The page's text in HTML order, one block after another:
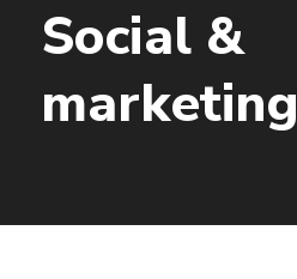
Social &
marketing